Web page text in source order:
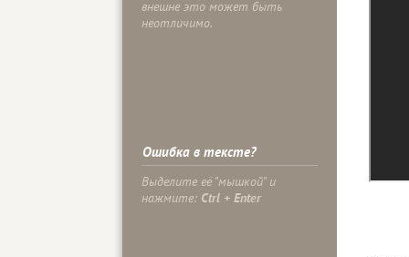
внешне это может быть
неотличимо.
Ошибка в тексте?
Выделите её "мышкой" и
нажмите: Ctrl + Enter